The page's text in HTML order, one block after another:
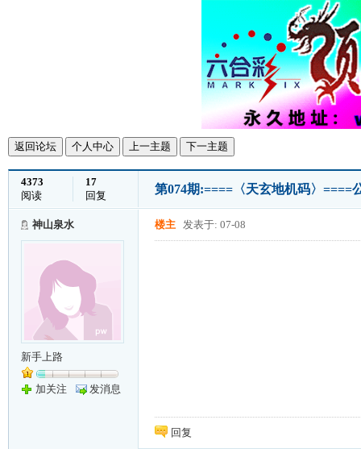
返回论坛 个人中心 上一主题 下一主题
4373
阅读
17
回复
第074期:====〈天玄地机码〉====
神山泉水
新手上路
加关注 发消息
楼主 发表于: 07-08
回复